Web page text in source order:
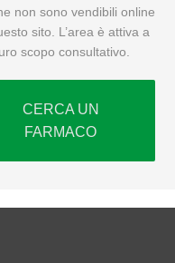
non sono vendibili online
sito. L’area è attiva a
scopo consultativo.
CERCA UN
FARMACO